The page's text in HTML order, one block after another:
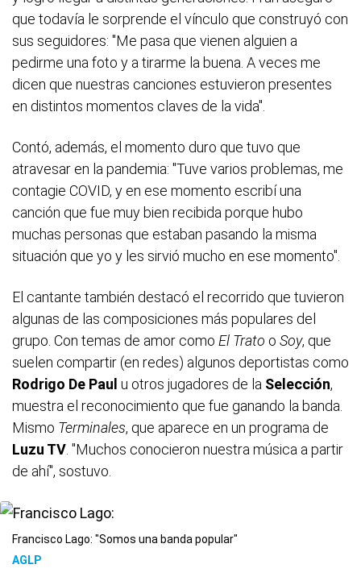
que todavía le sorprende el vínculo que construyó con
sus seguidores: "Me pasa que vienen alguien a
pedirme una foto y a tirarme la buena. A veces me
dicen que nuestras canciones estuvieron presentes
en distintos momentos claves de la vida".
Contó, además, el momento duro que tuvo que
atravesar en la pandemia: "Tuve varios problemas, me
contagie COVID, y en ese momento escribí una
canción que fue muy bien recibida porque hubo
muchas personas que estaban pasando la misma
situación que yo y les sirvió mucho en ese momento".
El cantante también destacó el recorrido que tuvieron
algunas de las composiciones más populares del
grupo. Con temas de amor como El Trato o Soy, que
suelen compartir (en redes) algunos deportistas como
Rodrigo De Paul u otros jugadores de la Selección,
muestra el reconocimiento que fue ganando la banda.
Mismo Terminales, que aparece en un programa de
Luzu TV . "Muchos conocieron nuestra música a partir
de ahí", sostuvo.
Francisco Lago: "Somos una banda popular"
AGLP